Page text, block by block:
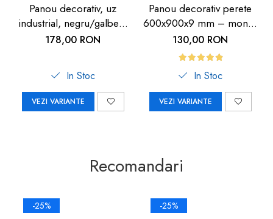
Panou decorativ, uz
industrial, negru/galben,
9mm
178,00 RON
In Stoc
VEZI VARIANTE
Panou decorativ perete
600x900x9 mm – montaj
rapid, rezistență maximă
130,00 RON
In Stoc
VEZI VARIANTE
Recomandari
-25% -25%